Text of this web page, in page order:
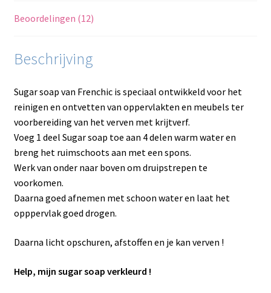
Beoordelingen (12)
Beschrijving
Sugar soap van Frenchic is speciaal ontwikkeld voor het
reinigen en ontvetten van oppervlakten en meubels ter
voorbereiding van het verven met krijtverf.
Voeg 1 deel Sugar soap toe aan 4 delen warm water en
breng het ruimschoots aan met een spons.
Werk van onder naar boven om druipstrepen te
voorkomen.
Daarna goed afnemen met schoon water en laat het
opppervlak goed drogen.
Daarna licht opschuren, afstoffen en je kan verven !
Help, mijn sugar soap verkleurd !